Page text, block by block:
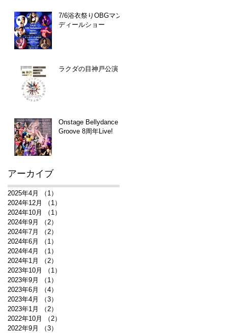
7/6浴衣祭りOBGマン
ディールショー
ラクダの目神戸公演
Onstage Bellydance
Groove 8周年Live!
アーカイブ
2025年4月 （1）
2024年12月
（1）
2024年10月
（1）
2024年9月
（2）
2024年7月
（2）
2024年6月
（1）
2024年4月
（1）
2024年1月
（2）
2023年10月
（1）
2023年9月
（1）
2023年6月
（4）
2023年4月
（3）
2023年1月
（2）
2022年10月
（2）
2022年9月
（3）